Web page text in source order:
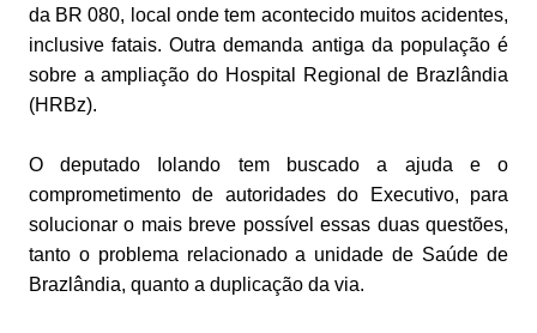
da BR 080, local onde tem acontecido muitos acidentes,
inclusive fatais. Outra demanda antiga da população é
sobre a ampliação do Hospital Regional de Brazlândia
(HRBz).
O deputado Iolando tem buscado a ajuda e o
comprometimento de autoridades do Executivo, para
solucionar o mais breve possível essas duas questões,
tanto o problema relacionado a unidade de Saúde de
Brazlândia, quanto a duplicação da via.